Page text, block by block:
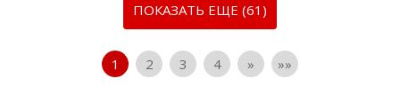
ПОКАЗАТЬ ЕЩЕ (61)
1 2 3 4 » »»